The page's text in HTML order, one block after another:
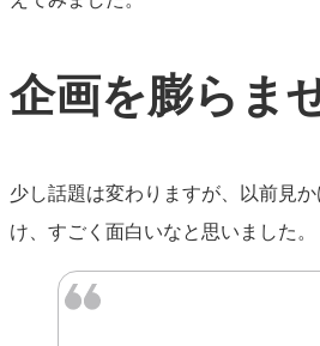
企画を膨らま
少し話題は変わりますが、以前見
け、すごく面白いなと思いました。